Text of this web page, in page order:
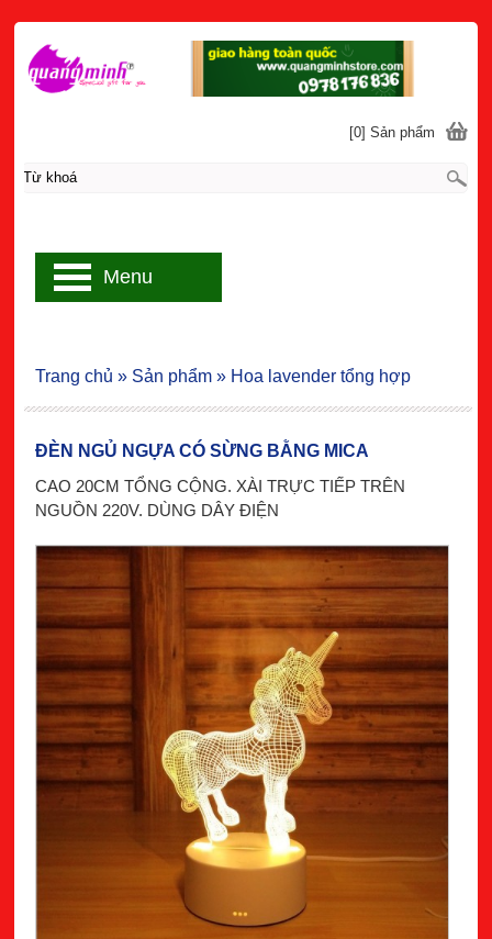
ĐÈN NGỦ NGỰA CÓ SỪNG BẰNG MICA
CAO 20CM TỔNG CỘNG. XÀI TRỰC TIẾP TRÊN
NGUỒN 220V. DÙNG DÂY ĐIỆN
Trang chủ » Sản phẩm » Hoa lavender tổng hợp
[0] Sản phẩm
Menu